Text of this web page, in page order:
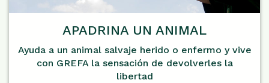
APADRINA UN ANIMAL
Ayuda a un animal salvaje herido o enfermo y vive
con GREFA la sensación de devolverles la
libertad